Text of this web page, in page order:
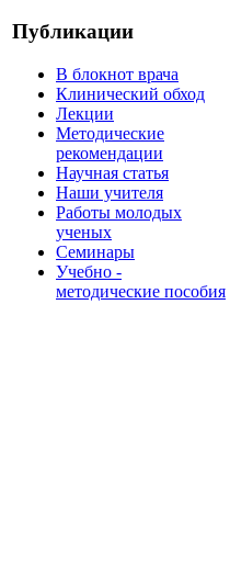
Публикации
В блокнот врача
Клинический обход
Лекции
Методические
рекомендации
Научная статья
Наши учителя
Работы молодых
ученых
Семинары
Учебно -
методические пособия